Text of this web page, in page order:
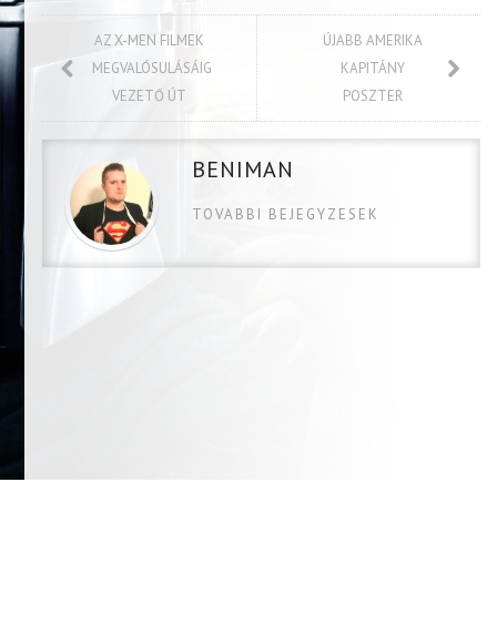
AZ X-MEN FILMEK
MEGVALÓSULÁSÁIG
VEZETŐ ÚT
ÚJABB AMERIKA
KAPITÁNY
POSZTER
BENIMAN
TOVABBI BEJEGYZESEK